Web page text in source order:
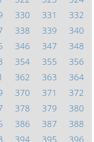
330 331
332
338 339
340
346 347
348
354 355
356
362 363
364
370 371
372
378 379
380
386 387
388
394 395 396